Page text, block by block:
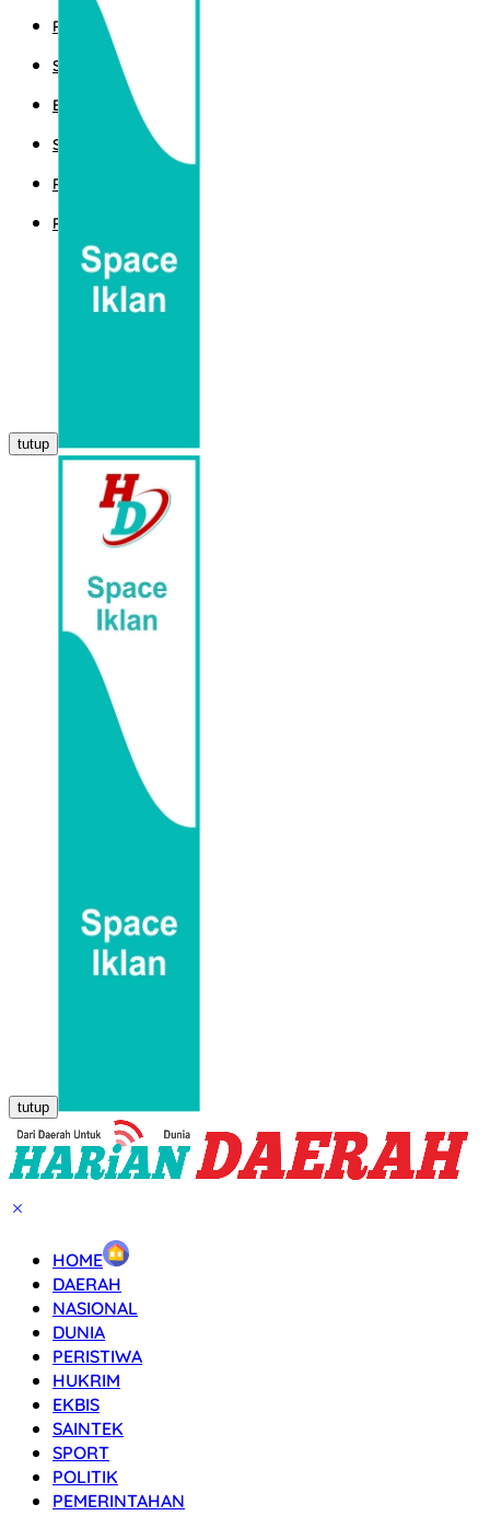
POLITIK
SPORT
EKBIS
SAINTEK
PEMERINTAHAN
PARLEMEN
tutup
tutup
HOME
DAERAH
NASIONAL
DUNIA
PERISTIWA
HUKRIM
EKBIS
SAINTEK
SPORT
POLITIK
PEMERINTAHAN